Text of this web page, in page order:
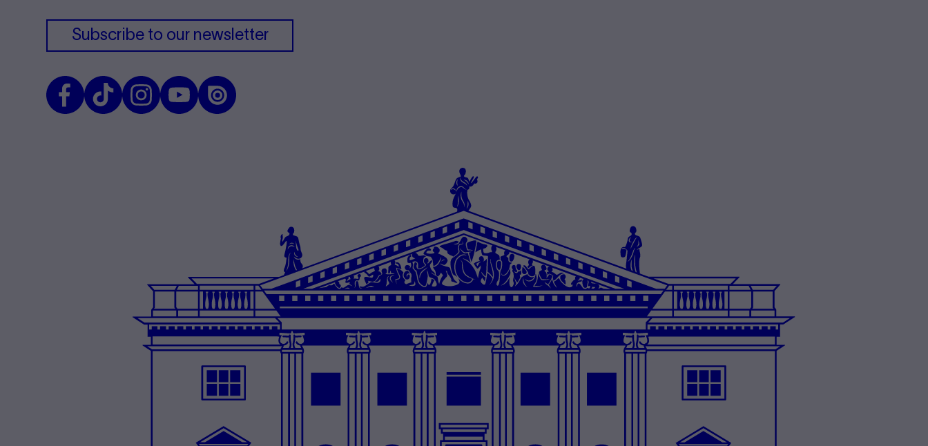
Subscribe to our newsletter
Facebook
TikTokInstagram
Youtube
Issuu